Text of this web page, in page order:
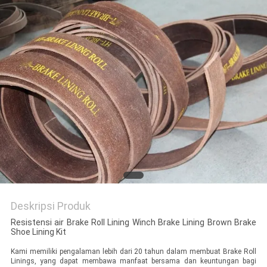
Deskripsi Produk
Resistensi air Brake Roll Lining Winch Brake Lining Brown Brake
Shoe Lining Kit
Kami memiliki pengalaman lebih dari 20 tahun dalam membuat Brake Roll
Linings, yang dapat membawa manfaat bersama dan keuntungan bagi